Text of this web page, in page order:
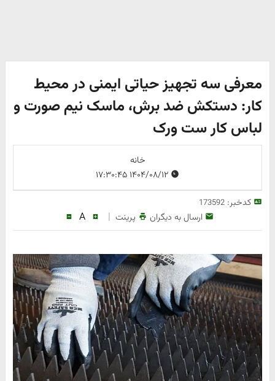
معرفی سه تجهیز حیاتی ایمنی در محیط
کار: دستکش ضد برش، ماسک نیم صورت و
لباس کار ست ورک
خانه
۱۴۰۴/۰۸/۱۲ ۱۷:۳۰:۴۵
کدخبر:173592
ارسال به دیگران پرینت |
A